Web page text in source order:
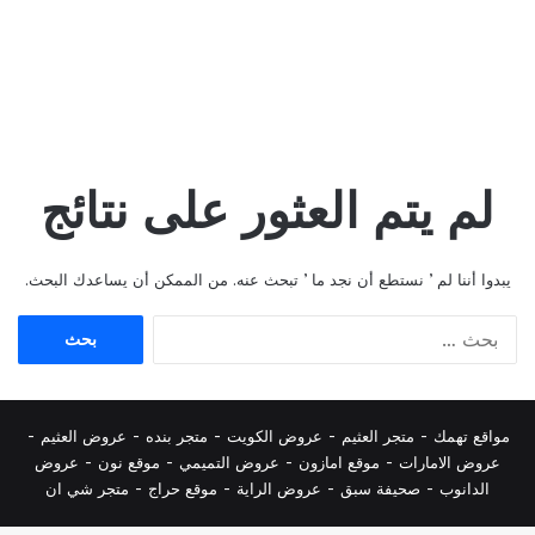
لم يتم العثور على نتائج
يبدوا أننا لم ’ نستطع أن نجد ما ’ تبحث عنه. من الممكن أن يساعدك البحث.
مواقع تهمك - متجر العثيم - عروض الكويت - متجر بنده - عروض العثيم -
عروض الامارات - موقع امازون - عروض التميمي - موقع نون - عروض
الدانوب - صحيفة سبق - عروض الراية - موقع حراج - متجر شي ان